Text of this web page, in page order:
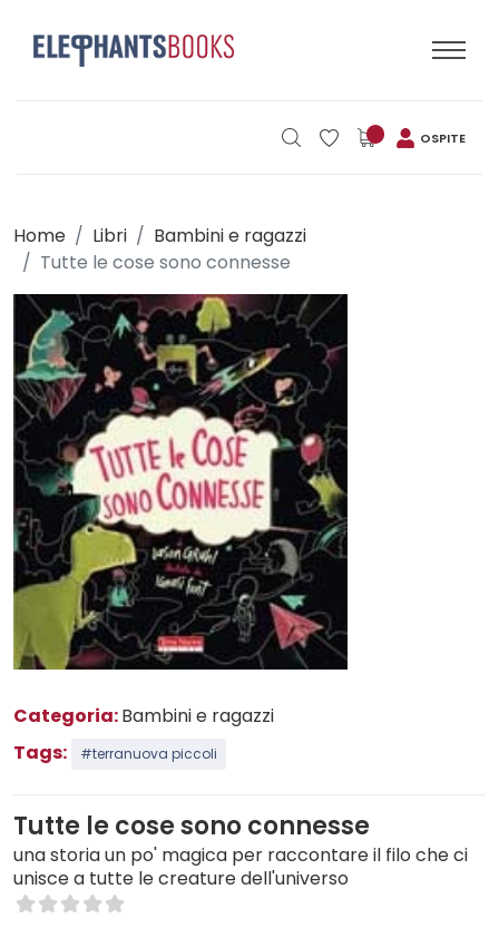
OSPITE
Home Libri
Bambini e ragazzi
Tutte le cose sono connesse
Categoria:Bambini e ragazzi
Tags:
#terranuova piccoli
Tutte le cose sono connesse
una storia un po' magica per raccontare il filo che ci
unisce a tutte le creature dell'universo